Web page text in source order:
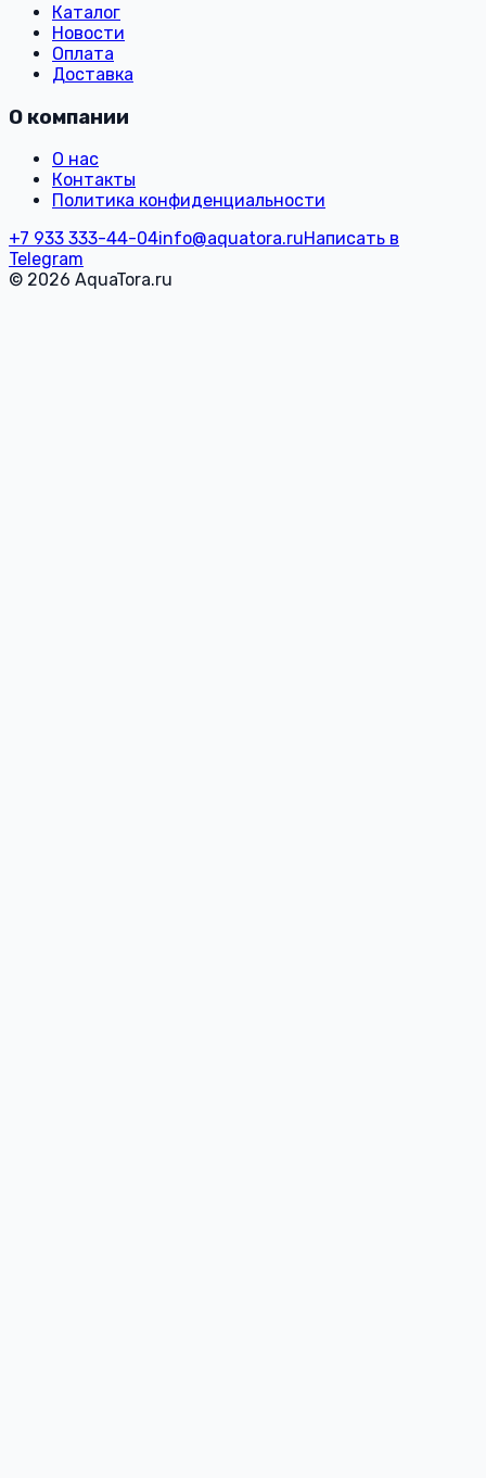
Каталог
Новости
Оплата
Доставка
О компании
О нас
Контакты
Политика конфиденциальности
+7 933 333-44-04info@aquatora.ruНаписать в
Telegram
© 2026 AquaTora.ru